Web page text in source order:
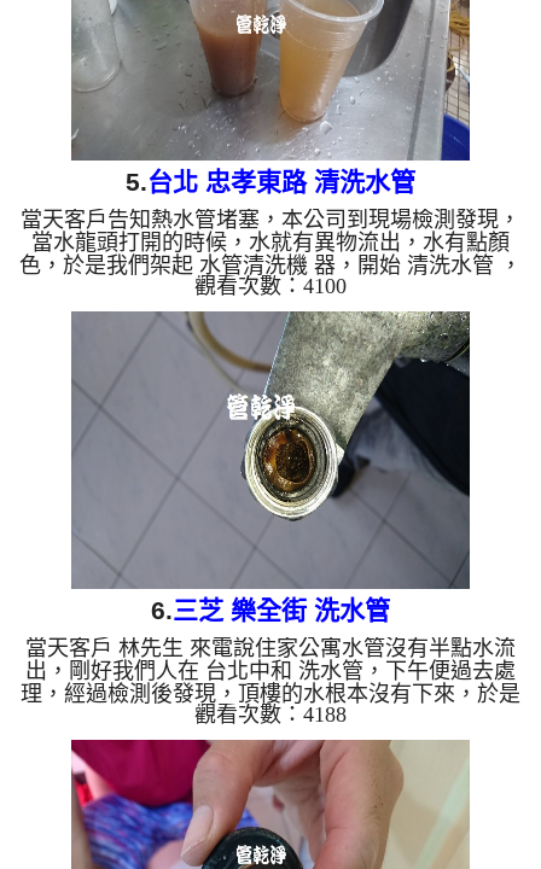
5.台北 忠孝東路 清洗水管
當天客戶告知熱水管堵塞，本公司到現場檢測發現，
當水龍頭打開的時候，水就有異物流出，水有點顏
色，於是我們架起 水管清洗機 器，開始 清洗水管 ，
洗水管 過程中，管路不斷冒出髒水，如下影片，清
洗過程堵住幾次，本公司改用特殊工法， 水管清洗
約兩個小時，終於讓管路出水正常。 清洗水管,水管
清洗, 洗水管, 熱水管堵塞, 熱水忽冷忽熱 ...
觀看次數：4100
6.三芝 樂全街 洗水管
當天客戶 林先生 來電說住家公寓水管沒有半點水流
出，剛好我們人在 台北中和 洗水管，下午便過去處
理，經過檢測後發現，頂樓的水根本沒有下來，於是
上頂樓上檢查，看了水錶沒動但有聽到水和空氣的聲
音，於是拆下開關發現主開關壞了，換好後到該樓層
處理，發現管路出來的水都是鐵鏽水，於是我們架起
水管清洗機 器，開始 清洗水管 ， 洗水管 過程中，
水龍頭不斷冒出如橘色帶油的水，水放掉後洗臉盆都
還有一層垢，如下圖， 水管清洗 約兩個小時，水管
終於正常出水。 清洗水管,水管清洗, 洗水管, 熱...
觀看次數：4188